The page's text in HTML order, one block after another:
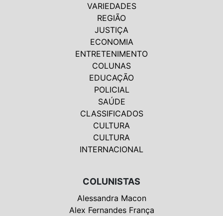
VARIEDADES
REGIÃO
JUSTIÇA
ECONOMIA
ENTRETENIMENTO
COLUNAS
EDUCAÇÃO
POLICIAL
SAÚDE
CLASSIFICADOS
CULTURA
CULTURA
INTERNACIONAL
COLUNISTAS
Alessandra Macon
Alex Fernandes França